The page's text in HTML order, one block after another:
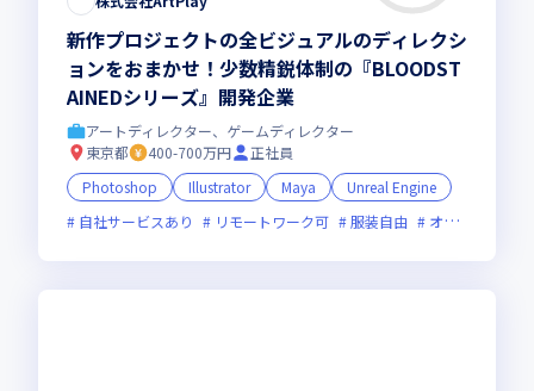
新作プロジェクトの全ビジュアルのディレクシ
ョンをおまかせ！少数精鋭体制の『BLOODST
AINEDシリーズ』開発企業
アートディレクター、ゲームディレクター
東京都
400-700万円
正社員
Photoshop
Illustrator Maya
Unreal Engine
自社サービスあり
リモートワーク可 服装自由 オンライン選考可